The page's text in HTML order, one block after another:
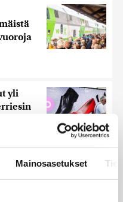
Mainosasetukset
yli